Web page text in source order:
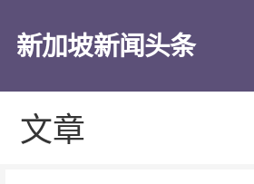
新加坡新闻头条
文章